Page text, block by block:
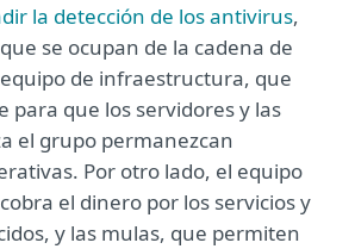
la detección de los antivirus,
se ocupan de la cadena de
de infraestructura, que
para que los servidores y las
el grupo permanezcan
Por otro lado, el equipo
el dinero por los servicios y
y las mulas, que permiten